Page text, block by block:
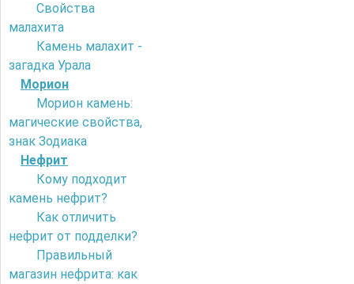
Свойства
малахита
Камень малахит -
загадка Урала
Морион
Морион камень:
магические свойства,
знак Зодиака
Нефрит
Кому подходит
камень нефрит?
Как отличить
нефрит от подделки?
Правильный
магазин нефрита: как